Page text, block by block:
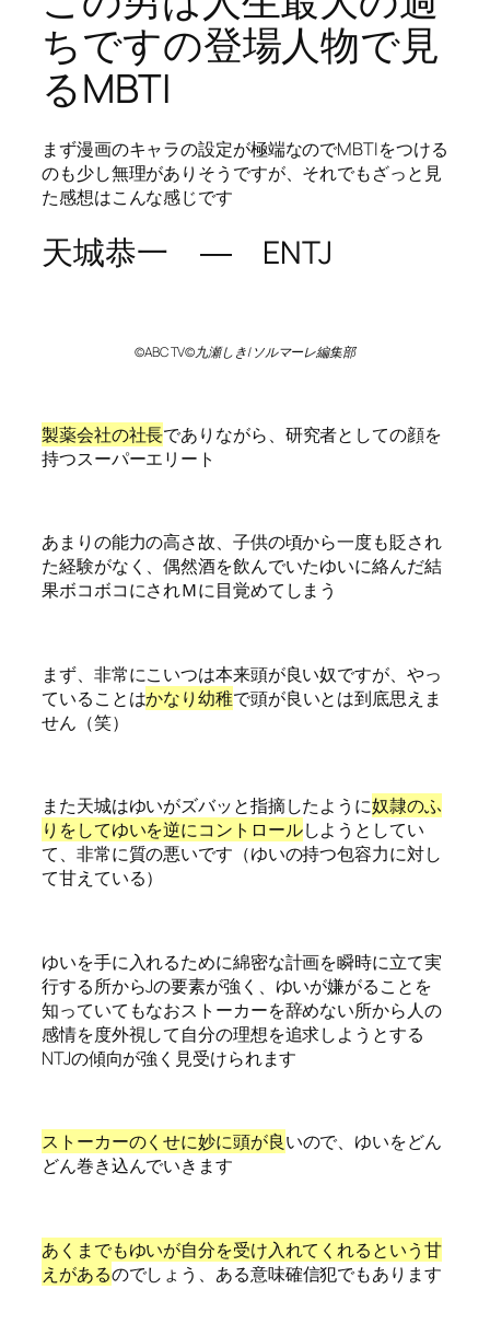
ちですの登場人物で見
るMBTI
まず漫画のキャラの設定が極端なのでMBTIをつける
のも少し無理がありそうですが、それでもざっと見
た感想はこんな感じです
天城恭一 ― ENTJ
©ABC TV©九瀬しき/ソルマーレ編集部
製薬会社の社長でありながら、研究者としての顔を
持つスーパーエリート
あまりの能力の高さ故、子供の頃から一度も貶され
た経験がなく、偶然酒を飲んでいたゆいに絡んだ結
果ボコボコにされＭに目覚めてしまう
まず、非常にこいつは本来頭が良い奴ですが、やっ
ていることはかなり幼稚で頭が良いとは到底思えま
せん（笑）
また天城はゆいがズバッと指摘したように奴隷のふ
りをしてゆいを逆にコントロールしようとしてい
て、非常に質の悪いです（ゆいの持つ包容力に対し
て甘えている）
ゆいを手に入れるために綿密な計画を瞬時に立て実
行する所からJの要素が強く、ゆいが嫌がることを
知っていてもなおストーカーを辞めない所から人の
感情を度外視して自分の理想を追求しようとする
NTJの傾向が強く見受けられます
ストーカーのくせに妙に頭が良いので、ゆいをどん
どん巻き込んでいきます
あくまでもゆいが自分を受け入れてくれるという甘
えがあるのでしょう、ある意味確信犯でもあります